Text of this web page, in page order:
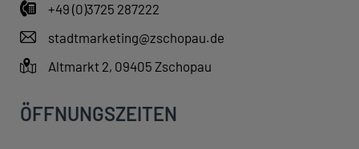
+49 (0)3725 287222
stadtmarketing@zschopau.de
Altmarkt 2, 09405 Zschopau
ÖFFNUNGSZEITEN